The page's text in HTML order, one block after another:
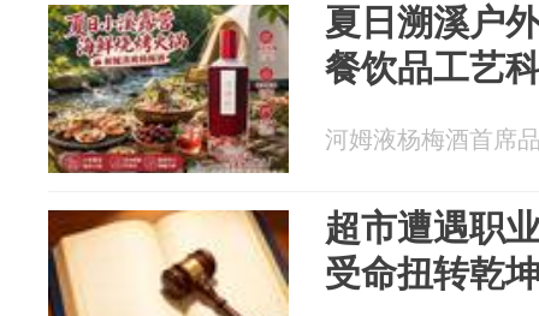
夏日溯溪户
餐饮品工艺
河姆液杨梅酒首席
超市遭遇职
受命扭转乾